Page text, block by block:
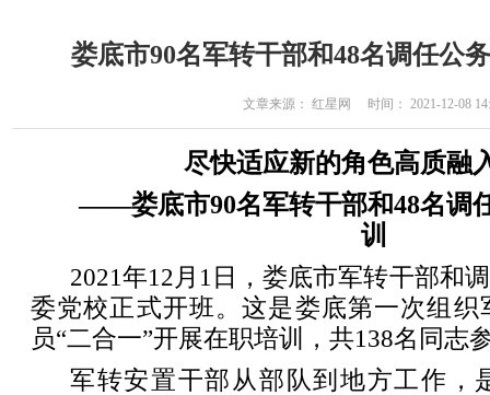
娄底市90名军转干部和48名调任公
文章来源： 红星网 时间： 2021-12-08
尽快适应新的角色高质融
——娄底市90名军转干部和48名调
训
2021年12月1日，娄底市军转干部和
委党校正式开班。这是娄底第一次组织
员“二合一”开展在职培训，共138名同志
军转安置干部从部队到地方工作，